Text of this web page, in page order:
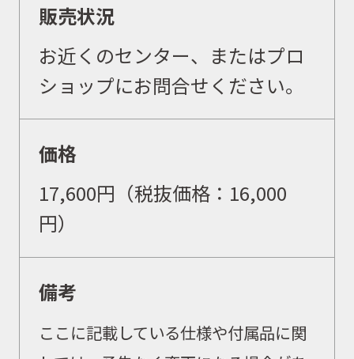
販売状況
お近くのセンター、またはプロ
ショップにお問合せください。
価格
17,600円（税抜価格：16,000
円）
備考
ここに記載している仕様や付属品に関